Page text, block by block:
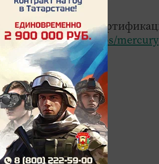
электронной
www.fsvps.ru/fsvps/mercury
безнеңМАХ